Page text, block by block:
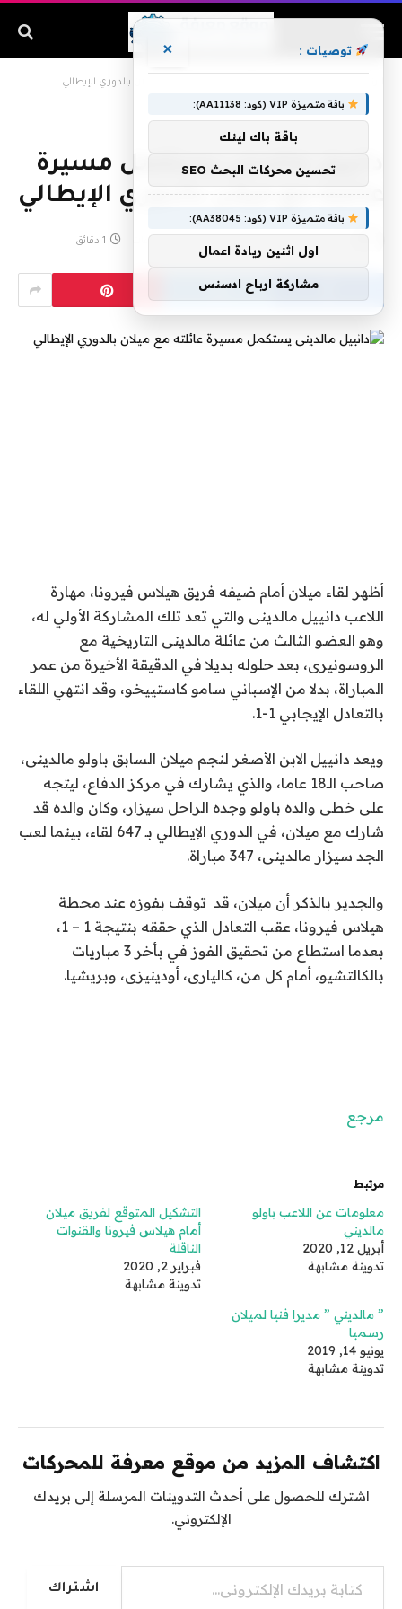
دانييل مالدينى يستكمل مسيرة عائلته مع ميلان بالدوري الإيطالي
دانييل مالدينى يستكمل مسيرة
عائلته مع ميلان بالدوري الإيطالي
1 دقائق
أظهر لقاء ميلان أمام ضيفه فريق هيلاس فيرونا، مهارة
اللاعب دانييل مالدينى والتي تعد تلك المشاركة الأولي له،
وهو العضو الثالث من عائلة مالدينى التاريخية مع
الروسونيرى، بعد حلوله بديلا في الدقيقة الأخيرة من عمر
المباراة، بدلا من الإسباني سامو كاستييخو، وقد انتهي اللقاء
بالتعادل الإيجابي 1-1.
ويعد دانييل الابن الأصغر لنجم ميلان السابق باولو مالدينى،
صاحب الـ18 عاما، والذي يشارك في مركز الدفاع، ليتجه
على خطى والده باولو وجده الراحل سيزار، وكان والده قد
شارك مع ميلان، في الدوري الإيطالي بـ 647 لقاء، بينما لعب
الجد سيزار مالدينى، 347 مباراة.
والجدير بالذكر أن ميلان، قد توقف بفوزه عند محطة
هيلاس فيرونا، عقب التعادل الذي حققه بنتيجة 1 – 1،
بعدما استطاع من تحقيق الفوز في بأخر 3 مباريات
بالكالتشيو، أمام كل من، كاليارى، أودينيزى، وبريشيا.
مرجع
مرتبط
معلومات عن اللاعب باولو
مالديني
أبريل 12, 2020
تدوينة مشابهة
التشكيل المتوقع لفريق ميلان
أمام هيلاس فيرونا والقنوات
الناقلة
فبراير 2, 2020
تدوينة مشابهة
” مالديني ” مديرا فنيا لميلان
رسميا
يونيو 14, 2019
تدوينة مشابهة
اكتشاف المزيد من موقع معرفة للمحركات
اشترك للحصول على أحدث التدوينات المرسلة إلى بريدك
الإلكتروني.
كتابة بريدك الإلكتروني...
اشتراك
توصيات : ×
باقة متميزة VIP (كود: AA11138):
باقة باك لينك
تحسين محركات البحث SEO
باقة متميزة VIP (كود: AA38045):
اول اثنين ريادة اعمال
مشاركة ارباح ادسنس